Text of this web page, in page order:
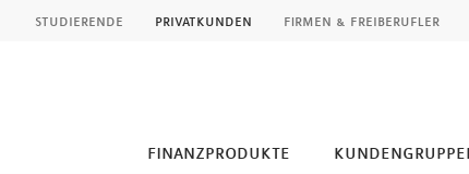
studierende privatkunden firmen & freiberufler
finanzprodukte